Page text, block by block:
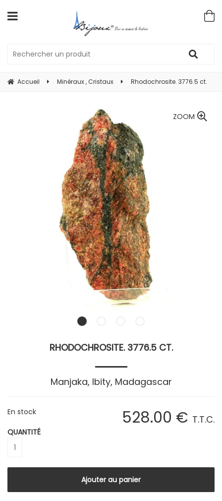
Accueil Minéraux , Cristaux Rhodochrosite. 3776.5 ct.
ZOOM
RHODOCHROSITE. 3776.5 CT.
Manjaka, Ibity, Madagascar
528.00 € T.T.C.
En stock
QUANTITÉ